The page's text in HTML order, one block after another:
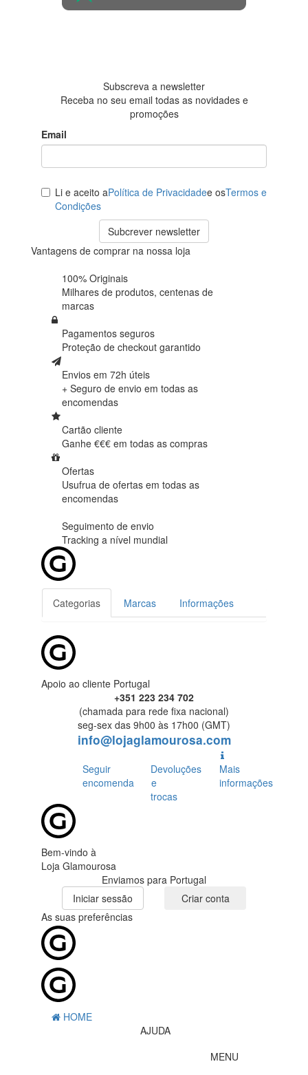
Subscreva a newsletter
Receba no seu email todas as novidades e
promoções
Email
Li e aceito aPolítica de Privacidadee osTermos e
Condições
Subcrever newsletter
Vantagens de comprar na nossa loja
100% Originais
Milhares de produtos, centenas de
marcas
Pagamentos seguros
Proteção de checkout garantido
Envios em 72h úteis
+ Seguro de envio em todas as
encomendas
Cartão cliente
Ganhe €€€ em todas as compras
Ofertas
Usufrua de ofertas em todas as
encomendas
Seguimento de envio
Tracking a nível mundial
Categorias Marcas Informações
Apoio ao cliente Portugal
+351 223 234 702
(chamada para rede fixa nacional)
seg-sex das 9h00 às 17h00 (GMT)
info@lojaglamourosa.com
Seguir
encomenda
Devoluções
e
trocas
Mais
informações
Bem-vindo à
Loja Glamourosa
Enviamos para Portugal
Iniciar sessão
Criar conta
As suas preferências
HOME
AJUDA
MENU